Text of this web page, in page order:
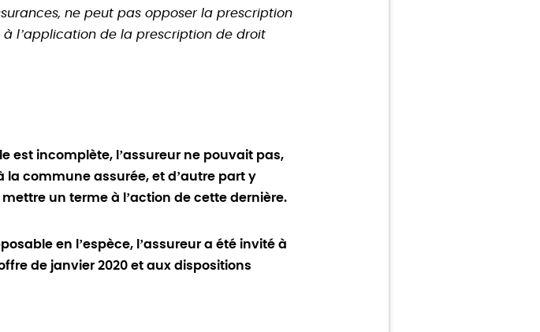
ne peut pas opposer la prescription
l’application de la prescription de droit
est incomplète, l’assureur ne pouvait pas,
la commune assurée, et d’autre part y
un terme à l’action de cette dernière.
en l’espèce, l’assureur a été invité à
de janvier 2020 et aux dispositions